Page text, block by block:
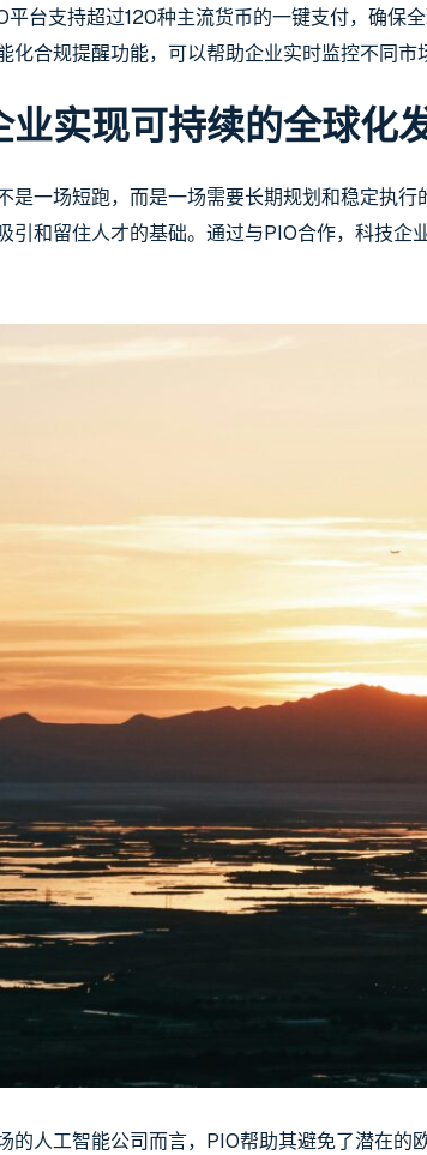
平台支持超过120种主流货币的一键支付，确保
化合规提醒功能，可以帮助企业实时监控不同市
业实现可持续的全球化
是一场短跑，而是一场需要长期规划和稳定执
引和留住人才的基础。通过与PIO合作，科技
的人工智能公司而言，PIO帮助其避免了潜在